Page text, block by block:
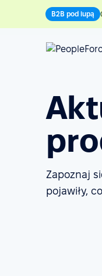
B2B pod lupą
Zapoznaj
pojawiły,